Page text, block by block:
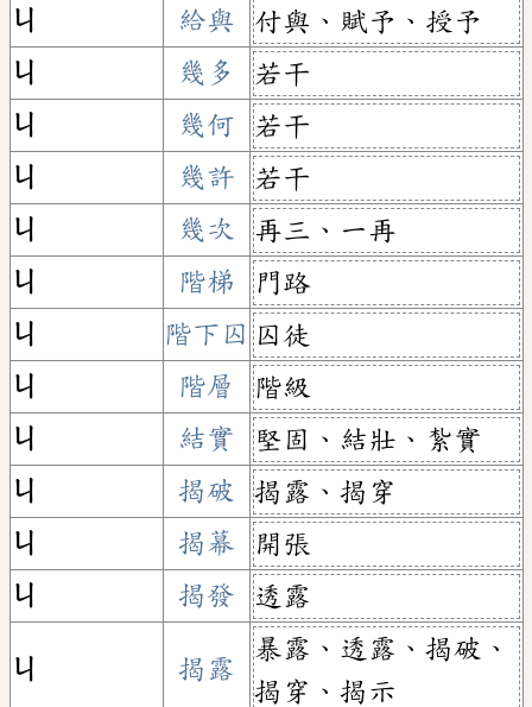
ㄐ
給與
付與、賦予、授予
ㄐ
幾多
若干
ㄐ
幾何
若干
ㄐ
幾許
若干
ㄐ
幾次
再三、一再
ㄐ
階梯
門路
ㄐ
階下囚 囚徒
ㄐ
階層
階級
ㄐ
結實
堅固、結壯、紮實
ㄐ
揭破
揭露、揭穿
ㄐ
揭幕
開張
ㄐ
揭發 透露
ㄐ 揭露
暴露、透露、揭破、
揭穿、揭示